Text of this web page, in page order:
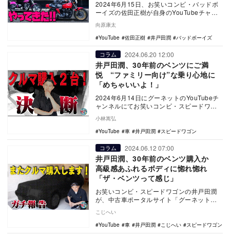
2024年6月15日、お笑いコンビ・バッドボ
ーイズの佐田正樹が自身のYouTubeチャン
ン…
向原康太
YouTube
佐田正樹 井戸田潤 バッドボーイズ
コラム 2024.06.20 12:00
井戸田潤、30年前のベンツにご満
悦 “ファミリー向け”な乗り心地に
「めちゃいいよ！」
2024年6月14日にグーネットのYouTubeチ
ャンネルにてお笑いコンビ・スピードワゴ
ツ…
小林嵩弘
YouTube
車 井戸田潤 スピードワゴン
コラム 2024.06.12 07:00
井戸田潤、30年前のベンツ購入か
高級感あふれるボディに惚れ惚れ
「ザ・ベンツって感じ」
お笑いコンビ・スピードワゴンの井戸田潤
が、中古車ポータルサイト「グーネット」
リーズ企…
こじへい
YouTube
車 井戸田潤 こじへい スピードワゴン